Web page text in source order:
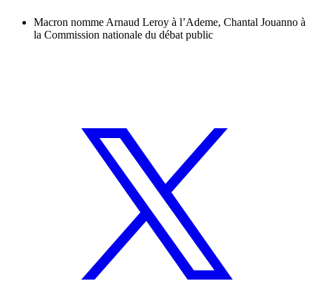
Macron nomme Arnaud Leroy à l’Ademe, Chantal Jouanno à
la Commission nationale du débat public